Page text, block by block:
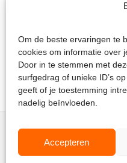
Om de beste ervaringen te
cookies om informatie over
Door in te stemmen met
surfgedrag of unieke ID’s
geeft of je toestemming
nadelig beïnvloeden.
Accepteren